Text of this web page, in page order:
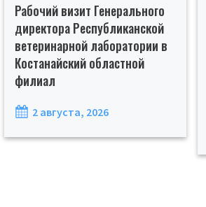
Рабочий визит Генерального
директора Республиканской
ветеринарной лаборатории в
Костанайский областной
филиал
2 августа, 2026